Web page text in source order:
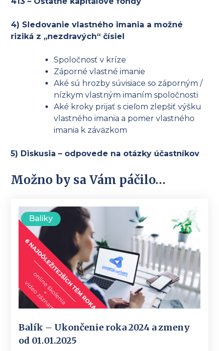
4) Sledovanie vlastného imania a možné
riziká z „nezdravých“ čísiel
Spoločnosť v kríze
Záporné vlastné imanie
Aké sú hrozby súvisiace so záporným /
nízkym vlastným imaním spoločnosti
Aké kroky prijať s cieľom zlepšiť výšku
vlastného imania a pomer vlastného
imania k záväzkom
5) Diskusia – odpovede na otázky účastníkov
Možno by sa Vám páčilo…
Balíky
Balík – Ukončenie roka 2024 a zmeny
od 01.01.2025